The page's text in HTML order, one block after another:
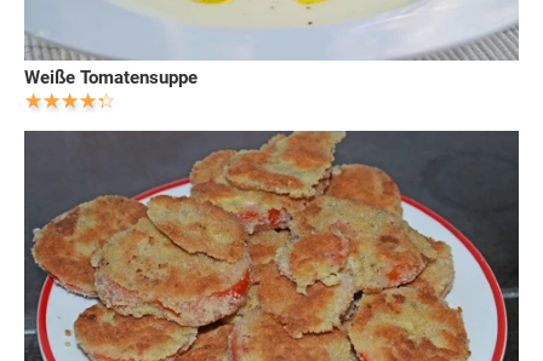
Weiße Tomatensuppe